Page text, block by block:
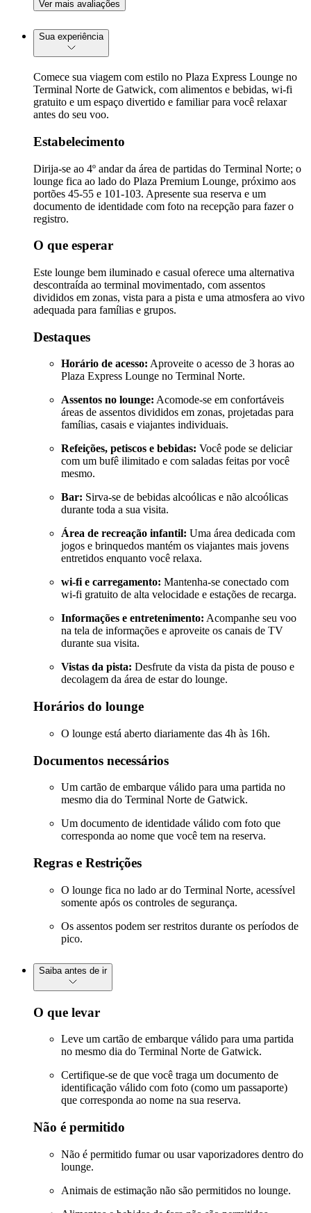
Ver mais avaliações
Sua experiência
Comece sua viagem com estilo no Plaza Express Lounge no
Terminal Norte de Gatwick, com alimentos e bebidas, wi-fi
gratuito e um espaço divertido e familiar para você relaxar
antes do seu voo.
Estabelecimento
Dirija-se ao 4º andar da área de partidas do Terminal Norte; o
lounge fica ao lado do Plaza Premium Lounge, próximo aos
portões 45-55 e 101-103. Apresente sua reserva e um
documento de identidade com foto na recepção para fazer o
registro.
O que esperar
Este lounge bem iluminado e casual oferece uma alternativa
descontraída ao terminal movimentado, com assentos
divididos em zonas, vista para a pista e uma atmosfera ao vivo
adequada para famílias e grupos.
Destaques
Horário de acesso: Aproveite o acesso de 3 horas ao
Plaza Express Lounge no Terminal Norte.
Assentos no lounge: Acomode-se em confortáveis
áreas de assentos divididos em zonas, projetadas para
famílias, casais e viajantes individuais.
Refeições, petiscos e bebidas: Você pode se deliciar
com um bufê ilimitado e com saladas feitas por você
mesmo.
Bar: Sirva-se de bebidas alcoólicas e não alcoólicas
durante toda a sua visita.
Área de recreação infantil: Uma área dedicada com
jogos e brinquedos mantém os viajantes mais jovens
entretidos enquanto você relaxa.
wi-fi e carregamento: Mantenha-se conectado com
wi-fi gratuito de alta velocidade e estações de recarga.
Informações e entretenimento: Acompanhe seu voo
na tela de informações e aproveite os canais de TV
durante sua visita.
Vistas da pista: Desfrute da vista da pista de pouso e
decolagem da área de estar do lounge.
Horários do lounge
O lounge está aberto diariamente das 4h às 16h.
Documentos necessários
Um cartão de embarque válido para uma partida no
mesmo dia do Terminal Norte de Gatwick.
Um documento de identidade válido com foto que
corresponda ao nome que você tem na reserva.
Regras e Restrições
O lounge fica no lado ar do Terminal Norte, acessível
somente após os controles de segurança.
Os assentos podem ser restritos durante os períodos de
pico.
Saiba antes de ir
O que levar
Leve um cartão de embarque válido para uma partida
no mesmo dia do Terminal Norte de Gatwick.
Certifique-se de que você traga um documento de
identificação válido com foto (como um passaporte)
que corresponda ao nome na sua reserva.
Não é permitido
Não é permitido fumar ou usar vaporizadores dentro do
lounge.
Animais de estimação não são permitidos no lounge.